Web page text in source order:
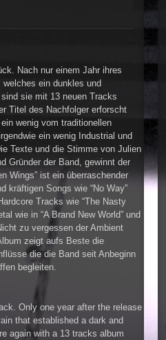
Nach nur einem Jahr ihres
welches ein dunkles und
sie mit 13 neuen Tracks
Titel des Nachfolger erforscht
wenig vom traditionellen
ein wenig Industrial und
Texte und die Stimme von Julien
Gründer der Band, gewinnt der
Wings” ist ein überraschender
kräftigen Songs wie “No Way”
Tracks wie “The Nasty
wie in “A Brand New World” und
zu vergessen der Ambient
zeigt aufs Beste die
die die Band seit Anbeginn
begleiten.
Only one year after the release
that established a dark and
again with a 13 tracks album